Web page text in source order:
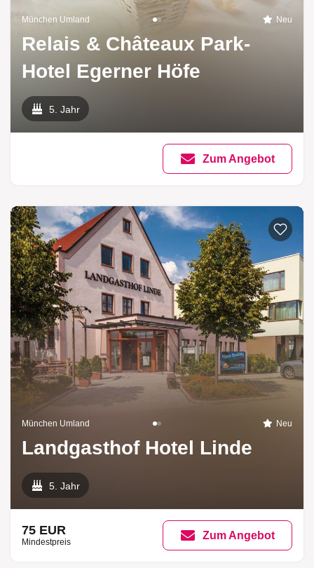
München Umland Neu
Relais & Châteaux Park-
Hotel Egerner Höfe
5. Jahr
Zum Angebot
München Umland Neu
Landgasthof Hotel Linde
5. Jahr
75 EUR
Mindestpreis
Zum Angebot